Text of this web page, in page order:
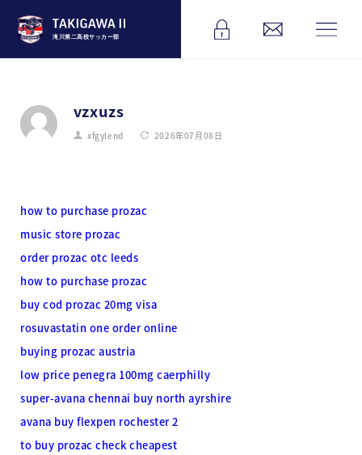
滝川第二高校サッカー部
vzxuzs
xfgylend 2026年07月08日
how to purchase prozac
music store prozac
order prozac otc leeds
how to purchase prozac
buy cod prozac 20mg visa
rosuvastatin one order online
buying prozac austria
low price penegra 100mg caerphilly
super-avana chennai buy north ayrshire
avana buy flexpen rochester 2
to buy prozac check cheapest